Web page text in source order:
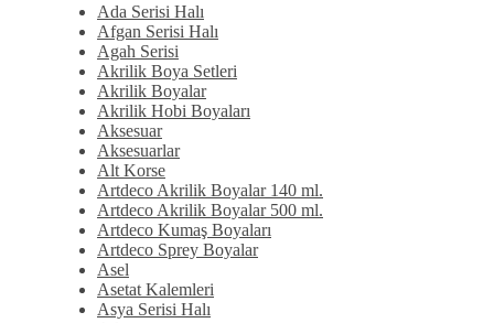
Ada Serisi Halı
Afgan Serisi Halı
Agah Serisi
Akrilik Boya Setleri
Akrilik Boyalar
Akrilik Hobi Boyaları
Aksesuar
Aksesuarlar
Alt Korse
Artdeco Akrilik Boyalar 140 ml.
Artdeco Akrilik Boyalar 500 ml.
Artdeco Kumaş Boyaları
Artdeco Sprey Boyalar
Asel
Asetat Kalemleri
Asya Serisi Halı